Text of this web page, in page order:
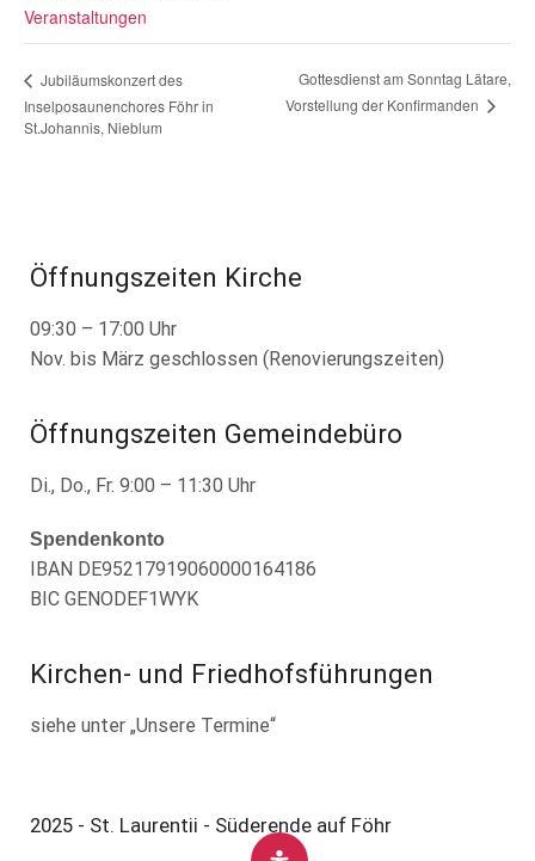
Veranstaltungen
Jubiläumskonzert des
Inselposaunenchores Föhr in
St.Johannis, Nieblum
Gottesdienst am Sonntag Lätare,
Vorstellung der Konfirmanden
Öffnungszeiten Kirche
09:30 – 17:00 Uhr
Nov. bis März geschlossen (Renovierungszeiten)
Öffnungszeiten Gemeindebüro
Di., Do., Fr. 9:00 – 11:30 Uhr
Spendenkonto
IBAN DE95217919060000164186
BIC GENODEF1WYK
Kirchen- und Friedhofsführungen
siehe unter „Unsere Termine“
2025 - St. Laurentii - Süderende auf Föhr